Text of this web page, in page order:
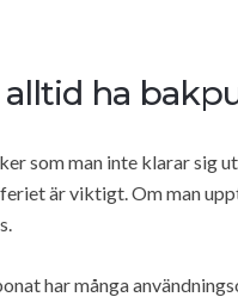
alltid ha
som man inte klarar sig
är viktigt. Om man
har många